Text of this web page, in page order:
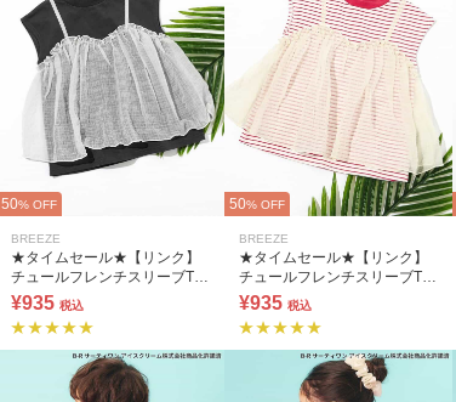
50% OFF
BREEZE
★タイムセール★【リンク】
チュールフレンチスリーブTシ
ャツ
¥935 税込
50% OFF
BREEZE
★タイムセール★【リンク】
チュールフレンチスリーブTシ
ャツ
¥935 税込